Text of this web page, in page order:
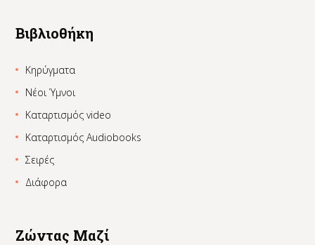
Βιβλιοθήκη
Κηρύγματα
Νέοι Ύμνοι
Καταρτισμός video
Καταρτισμός Audiobooks
Σειρές
Διάφορα
Ζώντας Μαζί